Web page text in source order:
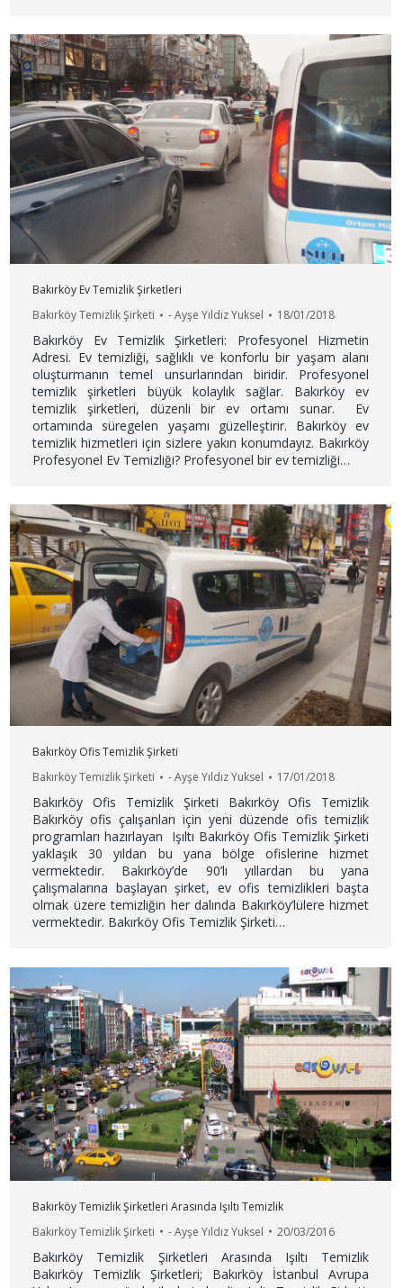
Bakırköy Ev Temizlik Şirketleri
Bakırköy Temizlik Şirketi
-Ayşe Yıldız Yuksel 18/01/2018
Bakırköy Ev Temizlik Şirketleri: Profesyonel Hizmetin
Adresi. Ev temizliği, sağlıklı ve konforlu bir yaşam alanı
oluşturmanın temel unsurlarından biridir. Profesyonel
temizlik şirketleri büyük kolaylık sağlar. Bakırköy ev
temizlik şirketleri, düzenli bir ev ortamı sunar. Ev
ortamında süregelen yaşamı güzelleştirir. Bakırköy ev
temizlik hizmetleri için sizlere yakın konumdayız. Bakırköy
Profesyonel Ev Temizliği? Profesyonel bir ev temizliği…
Bakırköy Ofis Temizlik Şirketi
Bakırköy Temizlik Şirketi
-Ayşe Yıldız Yuksel 17/01/2018
Bakırköy Ofis Temizlik Şirketi Bakırköy Ofis Temizlik
Bakırköy ofis çalışanları için yeni düzende ofis temizlik
programları hazırlayan Işıltı Bakırköy Ofis Temizlik Şirketi
yaklaşık 30 yıldan bu yana bölge ofislerine hizmet
vermektedir. Bakırköy’de 90’lı yıllardan bu yana
çalışmalarına başlayan şirket, ev ofis temizlikleri başta
olmak üzere temizliğin her dalında Bakırköy’lülere hizmet
vermektedir. Bakırköy Ofis Temizlik Şirketi…
Bakırköy Temizlik Şirketleri Arasında Işıltı Temizlik
Bakırköy Temizlik Şirketi
-Ayşe Yıldız Yuksel 20/03/2016
Bakırköy Temizlik Şirketleri Arasında Işıltı Temizlik
Bakırköy Temizlik Şirketleri; Bakırköy İstanbul Avrupa